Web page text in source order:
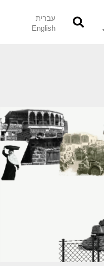
עברית
English